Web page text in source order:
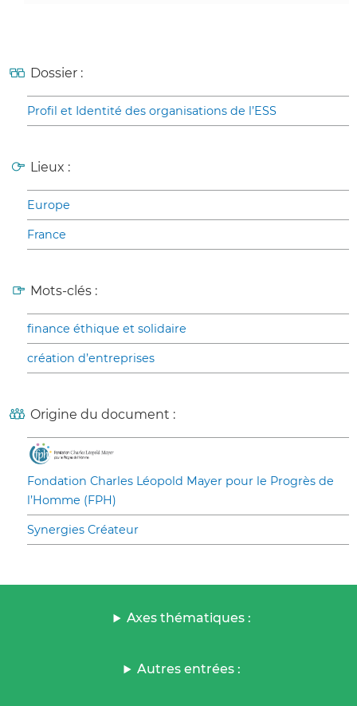
Dossier :
Profil et Identité des organisations de l’ESS
Lieux :
Europe
France
Mots-clés :
finance éthique et solidaire
création d’entreprises
Origine du document :
Fondation Charles Léopold Mayer pour le Progrès de
l’Homme (FPH)
Synergies Créateur
Axes thématiques :
Autres entrées :